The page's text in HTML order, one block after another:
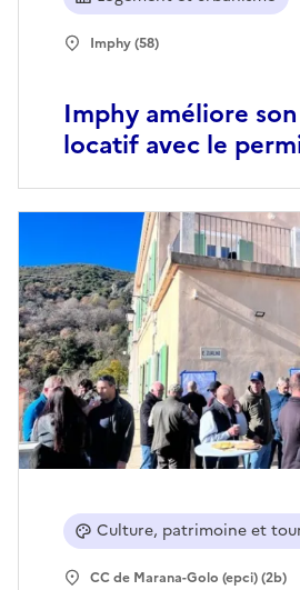
Imphy améliore
locatif avec le
Imphy (58)
Culture, patrimoine et
CC de Marana-Golo (epci) (2b)